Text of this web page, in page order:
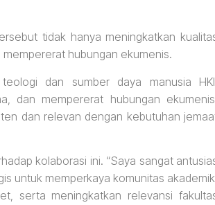
tidak hanya meningkatkan
hubungan ekumenis.
dan sumber daya manusia HKI,
dan mempererat hubungan
dan relevan dengan kebutuhan
kolaborasi ini. “Saya sangat
untuk memperkaya komunitas
serta meningkatkan relevansi